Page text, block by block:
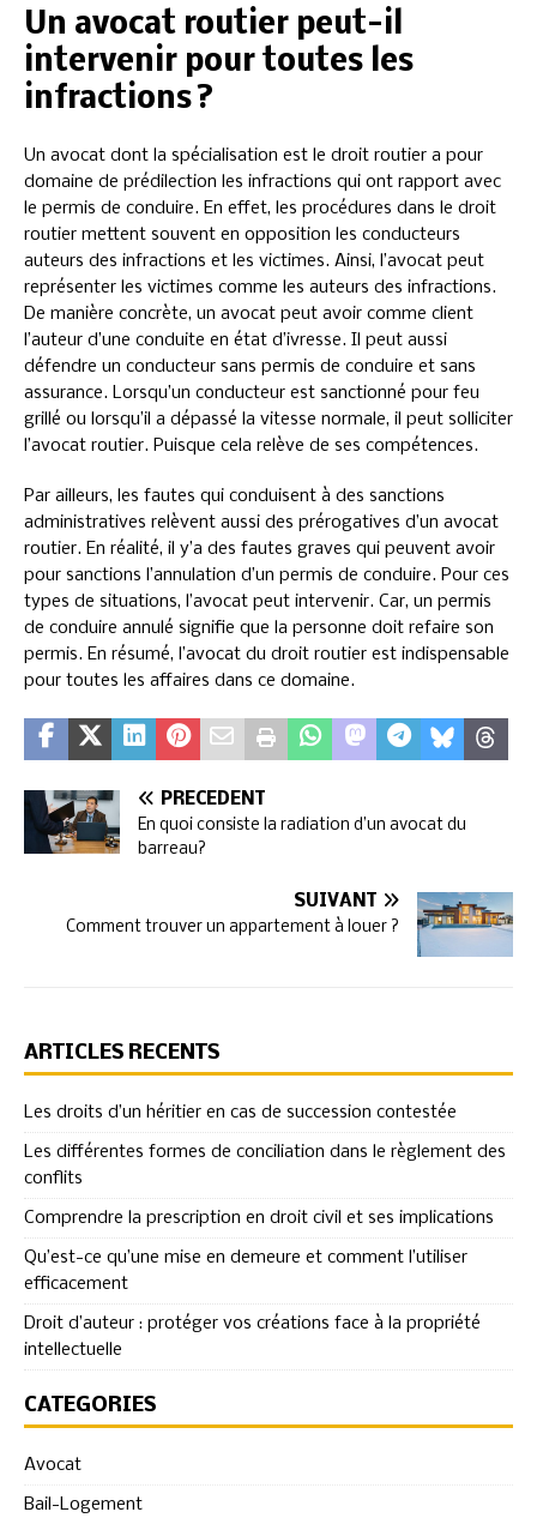
Un avocat routier peut-il
intervenir pour toutes les
infractions ?
Un avocat dont la spécialisation est le droit routier a pour
domaine de prédilection les infractions qui ont rapport avec
le permis de conduire. En effet, les procédures dans le droit
routier mettent souvent en opposition les conducteurs
auteurs des infractions et les victimes. Ainsi, l’avocat peut
représenter les victimes comme les auteurs des infractions.
De manière concrète, un avocat peut avoir comme client
l’auteur d’une conduite en état d’ivresse. Il peut aussi
défendre un conducteur sans permis de conduire et sans
assurance. Lorsqu’un conducteur est sanctionné pour feu
grillé ou lorsqu’il a dépassé la vitesse normale, il peut solliciter
l’avocat routier. Puisque cela relève de ses compétences.
Par ailleurs, les fautes qui conduisent à des sanctions
administratives relèvent aussi des prérogatives d’un avocat
routier. En réalité, il y’a des fautes graves qui peuvent avoir
pour sanctions l’annulation d’un permis de conduire. Pour ces
types de situations, l’avocat peut intervenir. Car, un permis
de conduire annulé signifie que la personne doit refaire son
permis. En résumé, l’avocat du droit routier est indispensable
pour toutes les affaires dans ce domaine.
PRÉCÉDENT
En quoi consiste la radiation d’un avocat du
barreau?
SUIVANT
Comment trouver un appartement à louer ?
ARTICLES RÉCENTS
Les droits d’un héritier en cas de succession contestée
Les différentes formes de conciliation dans le règlement des
conflits
Comprendre la prescription en droit civil et ses implications
Qu’est-ce qu’une mise en demeure et comment l’utiliser
efficacement
Droit d’auteur : protéger vos créations face à la propriété
intellectuelle
CATÉGORIES
Avocat
Bail-Logement